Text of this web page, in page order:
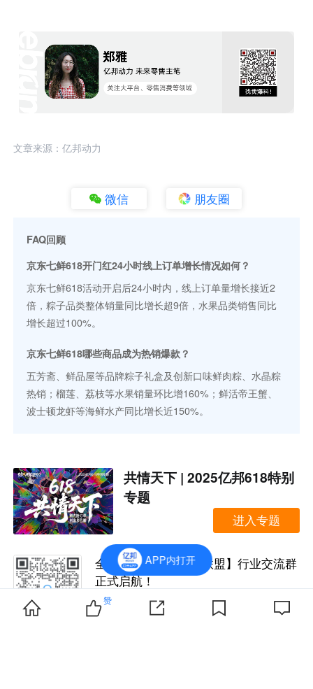
文章来源：亿邦动力
微信 朋友圈
FAQ回顾
京东七鲜618开门红24小时线上订单增长情况如何？
京东七鲜618活动开启后24小时内，线上订单量增长接近2
倍，粽子品类整体销量同比增长超9倍，水果品类销售同比
增长超过100%。
京东七鲜618哪些商品成为热销爆款？
五芳斋、鲜品屋等品牌粽子礼盒及创新口味鲜肉粽、水晶粽
热销；榴莲、荔枝等水果销量环比增160%；鲜活帝王蟹、
波士顿龙虾等海鲜水产同比增长近150%。
共情天下 | 2025亿邦618特别
专题
进入专题
全新【亿邦跨境领航联盟】行业交流群
正式启航！
行业大咖在线指导，每周群内商机分
享；数百同行交流互动，共同成长；私
APP内打开
赞